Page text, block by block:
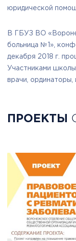
юридической
В ГБУЗ ВО
больница №1»,
декабря 2018 г.
Участниками
врачи, ординаторы,
ПРОЕКТЫ